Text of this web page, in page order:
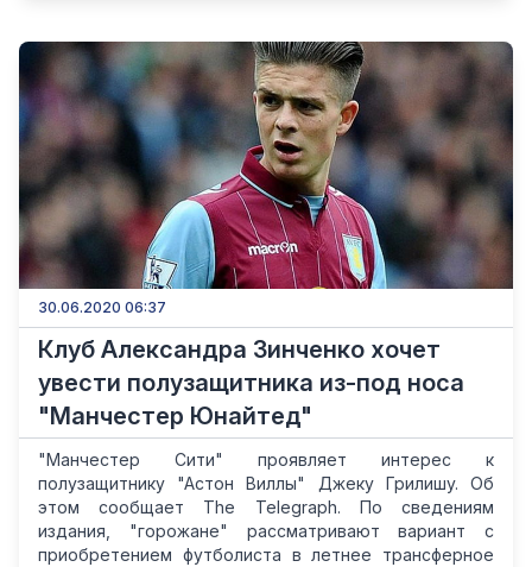
30.06.2020 06:37
Клуб Александра Зинченко хочет
увести полузащитника из-под носа
"Манчестер Юнайтед"
"Манчестер Сити" проявляет интерес к
полузащитнику "Астон Виллы" Джеку Грилишу. Об
этом сообщает The Telegraph. По сведениям
издания, "горожане" рассматривают вариант с
приобретением футболиста в летнее трансферное